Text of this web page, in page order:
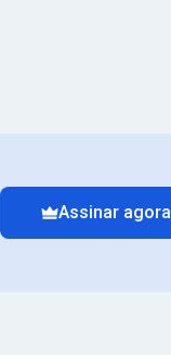
Assinar agora